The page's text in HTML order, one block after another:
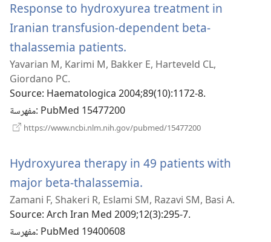
Response to hydroxyurea treatment in
Iranian transfusion-dependent beta-
thalassemia patients.
نافذة
جديدة)
Yavarian M, Karimi M, Bakker E, Harteveld CL,
Giordano PC.
Source‎: Haematologica 2004;89(10):1172-8.
مفهرسة‎: PubMed 15477200
https://www.ncbi.nlm.nih.gov/pubmed/15477200
Hydroxyurea therapy in 49 patients with
major beta-thalassemia.
نافذة
جديدة)
Zamani F, Shakeri R, Eslami SM, Razavi SM, Basi A.
Source‎: Arch Iran Med 2009;12(3):295-7.
مفهرسة‎: PubMed 19400608